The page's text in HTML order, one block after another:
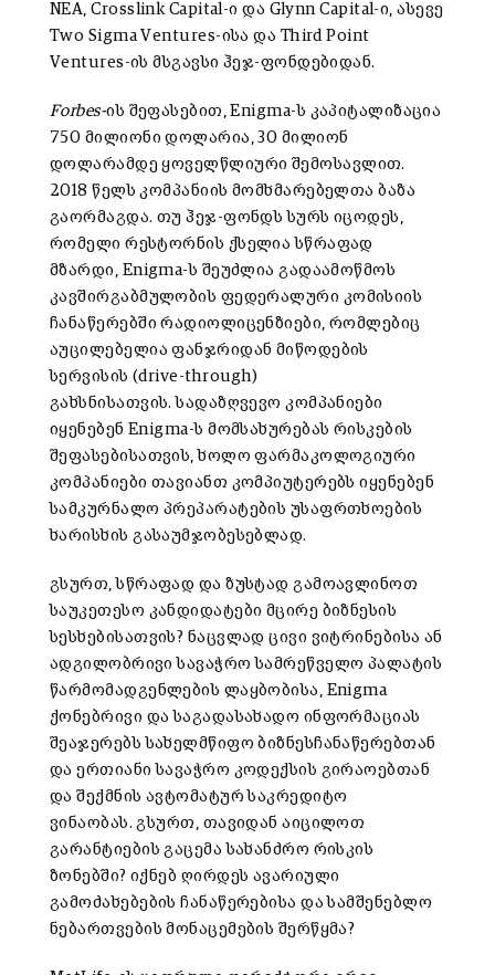
NEA, Crosslink Capital-ი და Glynn Capital-ი, ასევე
Two Sigma Ventures-ისა და Third Point
Ventures-ის მსგავსი ჰეჯ-ფონდებიდან.
Forbes-ის შეფასებით, Enigma-ს კაპიტალიზაცია
750 მილიონი დოლარია, 30 მილიონ
დოლარამდე ყოველწლიური შემოსავლით.
2018 წელს კომპანიის მომხმარებელთა ბაზა
გაორმაგდა. თუ ჰეჯ-ფონდს სურს იცოდეს,
რომელი რესტორნის ქსელია სწრაფად
მზარდი, Enigma-ს შეუძლია გადაამოწმოს
კავშირგაბმულობის ფედერალური კომისიის
ჩანაწერებში რადიოლიცენზიები, რომლებიც
აუცილებელია ფანჯრიდან მიწოდების
სერვისის (drive-through)
გახსნისათვის. სადაზღვევო კომპანიები
იყენებენ Enigma-ს მომსახურებას რისკების
შეფასებისათვის, ხოლო ფარმაკოლოგიური
კომპანიები თავიანთ კომპიუტერებს იყენებენ
სამკურნალო პრეპარატების უსაფრთხოების
ხარისხის გასაუმჯობესებლად.
გსურთ, სწრაფად და ზუსტად გამოავლინოთ
საუკეთესო კანდიდატები მცირე ბიზნესის
სესხებისათვის? ნაცვლად ცივი ვიტრინებისა ან
ადგილობრივი სავაჭრო სამრეწველო პალატის
წარმომადგენლების ლაყბობისა, Enigma
ქონებრივი და საგადასახადო ინფორმაციას
შეაჯერებს სახელმწიფო ბიზნესჩანაწერებთან
და ერთიანი სავაჭრო კოდექსის გირაოებთან
და შექმნის ავტომატურ საკრედიტო
ვინაობას. გსურთ, თავიდან აიცილოთ
გარანტიების გაცემა სახანძრო რისკის
ზონებში? იქნებ ღირდეს ავარიული
გამოძახებების ჩანაწერებისა და სამშენებლო
ნებართვების მონაცემების შერწყმა?